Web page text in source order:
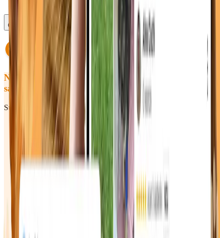
Ce se întâmplă dacă întârzii?
Nu ai găsit răspunsul pe care îl căutai
sau încă ai întrebări? Hai să vorbim!
Sună-ne sau scrie-ne — răspundem rapid în timpul programului.